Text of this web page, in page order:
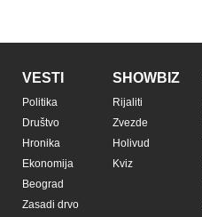
VESTI
Politika
Društvo
Hronika
Ekonomija
Beograd
Zasadi drvo
SHOWBIZ
Rijaliti
Zvezde
Holivud
Kviz